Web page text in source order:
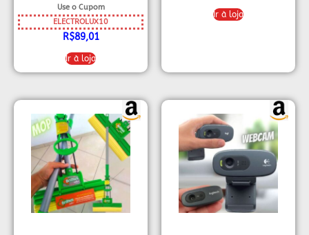
Use o Cupom
ELECTROLUX10
R$89,01
Ir à loja
Ir à loja